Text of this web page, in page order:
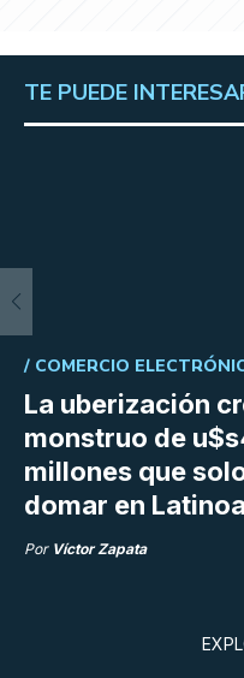
TE PUEDE
La uberización
monstruo de
millones que
domar en
/ COMERCIO
Por Víctor Zapata